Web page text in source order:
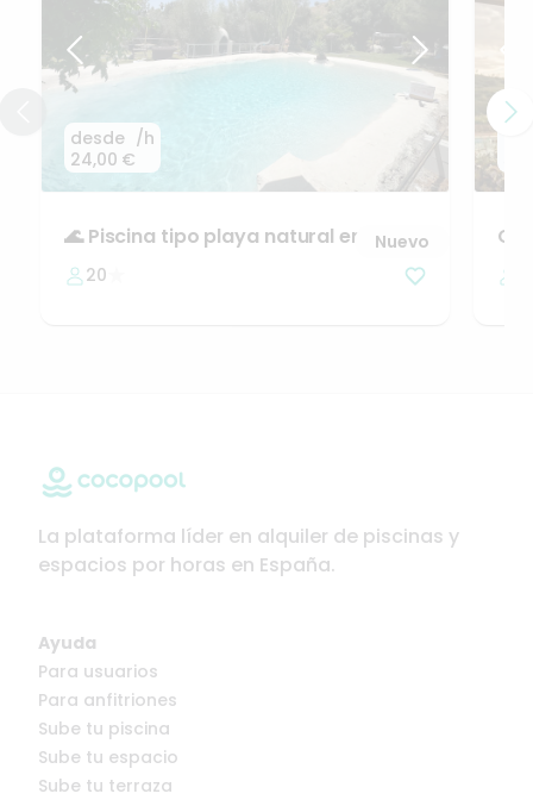
desde
24,00 €
/h
🌊 Piscina tipo playa natural en
Mijas
🌴
20
Nuevo
La plataforma líder en alquiler de piscinas y
espacios por horas en España.
Ayuda
Para usuarios
Para anfitriones
Sube tu piscina
Sube tu espacio
Sube tu terraza